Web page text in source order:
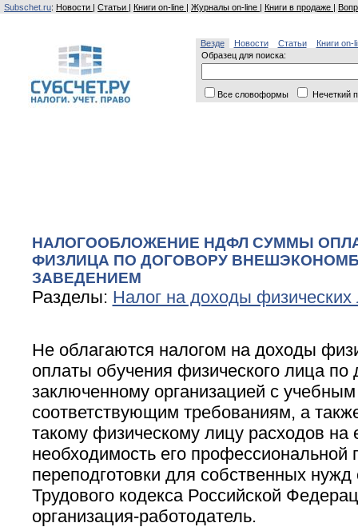
Subschet.ru: Новости | Статьи | Книги on-line | Журналы on-line | Книги в продаже |
Везде Новости Статьи
Книги on-
Образец для поиска:
Все словоформы Нечеткий
НАЛОГООБЛОЖЕНИЕ НДФЛ СУММЫ
ФИЗЛИЦА ПО ДОГОВОРУ
ЗАВЕДЕНИЕМ
Разделы: Налог на доходы физических
Не облагаются налогом на доходы
оплаты обучения физического лица по
заключенному организацией с
соответствующим требованиям, а
такому физическому лицу расходов на
необходимость его профессиональной
переподготовки для собственных нужд
Трудового кодекса Российской
организация-работодатель.